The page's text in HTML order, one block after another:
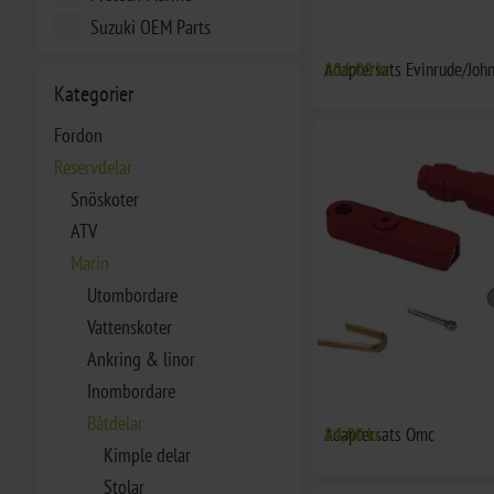
Suzuki OEM Parts
Kategorier
Fordon
Reservdelar
Snöskoter
ATV
Marin
Utombordare
Vattenskoter
Ankring & linor
Inombordare
Båtdelar
Kimple delar
Stolar
Adaptersats Evinrude/
204,00 kr
Adaptersats Omc
84,00 kr